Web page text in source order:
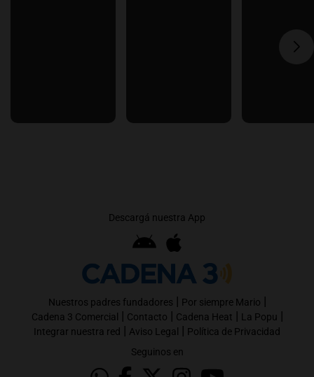
Descargá nuestra App
Nuestros padres fundadores | Por siempre Mario |
Cadena 3 Comercial | Contacto | Cadena Heat | La Popu |
Integrar nuestra red | Aviso Legal | Política de Privacidad
Seguinos en